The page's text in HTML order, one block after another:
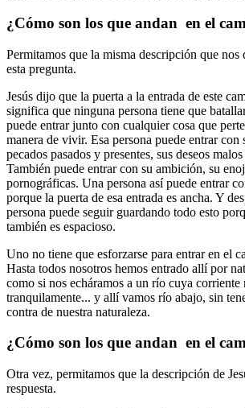
¿Cómo son los que andan en el
Permitamos que la misma descripción que nos
esta pregunta.
Jesús dijo que la puerta a la entrada de este
significa que ninguna persona tiene que
puede entrar junto con cualquier cosa que
manera de vivir. Esa persona puede entrar con
pecados pasados y presentes, sus deseos
También puede entrar con su ambición, su
pornográficas. Una persona así puede entrar
porque la puerta de esa entrada es ancha. Y
persona puede seguir guardando todo esto
también es espacioso.
Uno no tiene que esforzarse para entrar en el
Hasta todos nosotros hemos entrado allí por
como si nos echáramos a un río cuya
tranquilamente... y allí vamos río abajo, sin
contra de nuestra naturaleza.
¿Cómo son los que andan en el
Otra vez, permitamos que la descripción de
respuesta.